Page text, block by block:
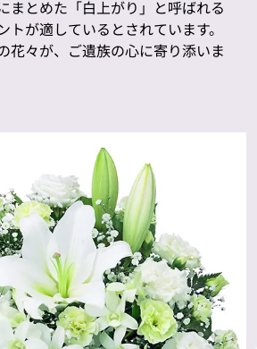
まとめた「白上がり」と呼ばれる
トが適しているとされています。
花々が、ご遺族の心に寄り添いま